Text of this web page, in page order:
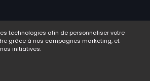
technologies afin de personnaliser votre
grâce à nos campagnes marketing, et
initiatives.